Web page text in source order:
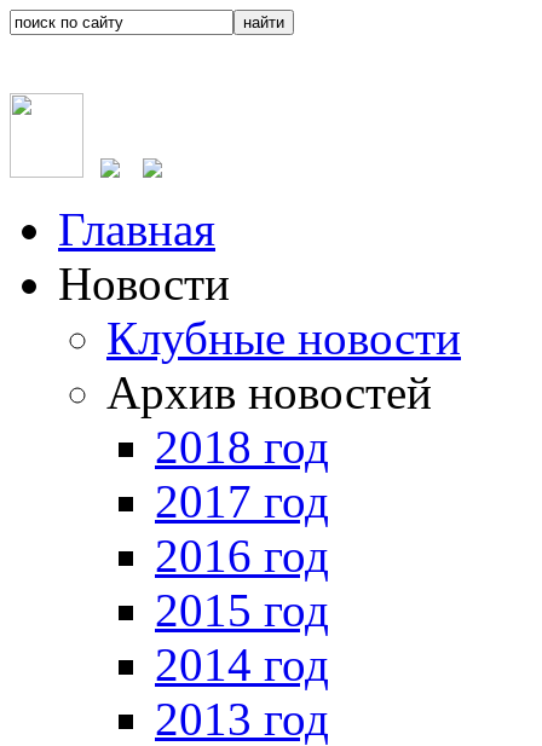
Главная
Новости
Клубные новости
Архив новостей
2018 год
2017 год
2016 год
2015 год
2014 год
2013 год